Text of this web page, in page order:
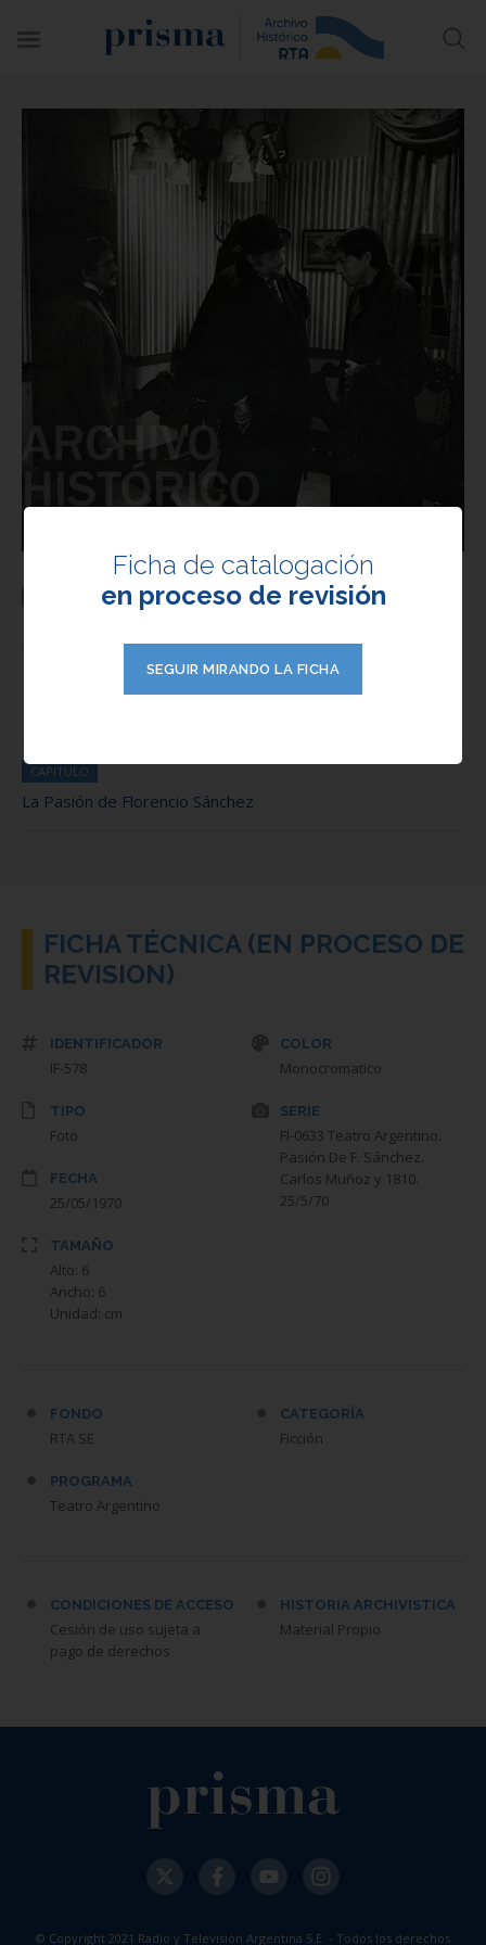
Serie: Teatro Argentino.
Pasión De F. Sánchez. Carlos
CAPITULO
La Pasión de Florencio Sánchez
FICHA TÉCNICA (EN PROCESO DE
REVISION)
IDENTIFICADOR
IF-578
TIPO
Foto
FECHA
25/05/1970
TAMAÑO
Alto: 6
Ancho: 6
Unidad: cm
COLOR
Monocromatico
SERIE
FI-0633 Teatro Argentino.
Pasión De F. Sánchez.
Carlos Muñoz y 1810.
25/5/70
FONDO
RTA SE
PROGRAMA
Teatro Argentino
CATEGORÍA
Ficción
CONDICIONES DE ACCESO
Cesión de uso sujeta a
pago de derechos
HISTORIA ARCHIVISTICA
Material Propio
Ficha de catalogación
en proceso de revisión
SEGUIR MIRANDO LA FICHA
© Copyright 2021 Radio y Televisión Argentina S.E. - Todos los derechos